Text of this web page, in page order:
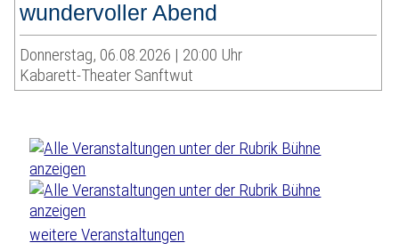
wundervoller Abend
Donnerstag, 06.08.2026 | 20:00 Uhr
Kabarett-Theater Sanftwut
weitere Veranstaltungen